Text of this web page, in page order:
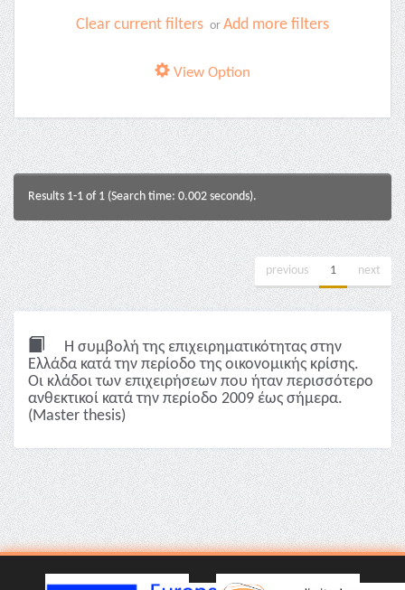
Clear current filters or Add more filters
View Option
Results 1-1 of 1 (Search time: 0.002 seconds).
previous 1 next
Η συμβολή της επιχειρηματικότητας στην
Ελλάδα κατά την περίοδο της οικονομικής κρίσης.
Οι κλάδοι των επιχειρήσεων που ήταν περισσότερο
ανθεκτικοί κατά την περίοδο 2009 έως σήμερα.
(Master thesis)